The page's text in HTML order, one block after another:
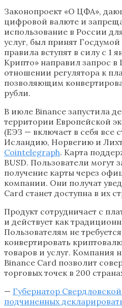
Законопроект «О ЦФА»,
цифровой валюте и
использование в России
услуг, был принят
правила вступят в силу с 1
Крипто» направил запрос в
отношении регулятора к
позволяющим
рубли.
В июле Binance запустила
территории Европейской
(ЕЭЗ — включает в себя все
Исландию, Норвегию и
Cointelegraph. Карта
BUSD. Пользователи могут
получение карты через
компании. Они получат
Card станет доступна в их
Продукт сотрудничает с
и действует как
Пользователям не
конвертировать
товаров и услуг. Компания
Binance Card позволит
торговых точек в 200
— Губернатор
подчиненных